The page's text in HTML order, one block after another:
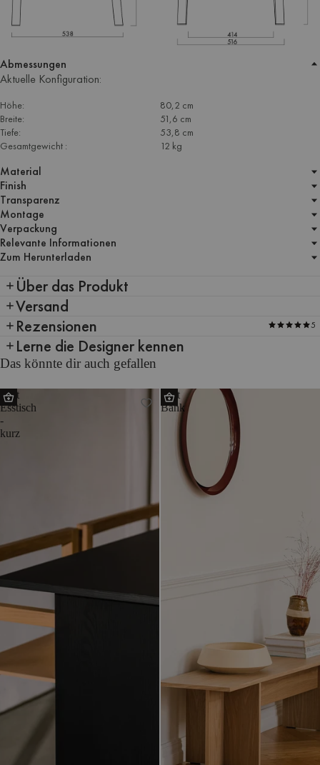
Abmessungen
Aktuelle Konfiguration:
Höhe:
80,2 cm
Breite:
51,6 cm
Tiefe:
53,8 cm
Gesamtgewicht :
12 kg
Material
Finish
Transparenz
Montage
Verpackung
Relevante Informationen
Zum Herunterladen
Über das Produkt
Versand
Rezensionen
5
Lerne die Designer kennen
Das könnte dir auch gefallen
Hett
Esstisch
-
kurz
Hett
Bank